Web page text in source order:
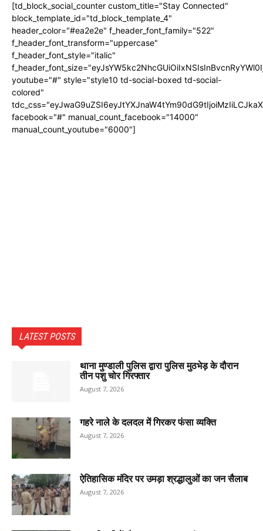
[td_block_social_counter custom_title="Stay Connected"
block_template_id="td_block_template_4"
header_color="#ea2e2e" f_header_font_family="522"
f_header_font_transform="uppercase"
f_header_font_style="italic"
youtube="#" style="style10 td-social-boxed td-social-
colored"
facebook="#" manual_count_facebook="14000"
manual_count_youtube="6000"]
LATEST POSTS
थाना मुण्डाली पुलिस द्वारा पुलिस मुठभेड़ के दौरान
तीन पशु चोर गिरफ्तार
August 7, 2026
गहरे नाले के दलदल में गिरकर फंसा व्यक्ति
August 7, 2026
ऐतिहासिक मंदिर पर उमड़ा श्रद्धालुओं का जन सैलाब
August 7, 2026